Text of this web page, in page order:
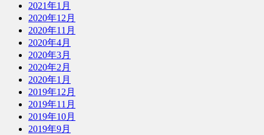
2021年1月
2020年12月
2020年11月
2020年4月
2020年3月
2020年2月
2020年1月
2019年12月
2019年11月
2019年10月
2019年9月